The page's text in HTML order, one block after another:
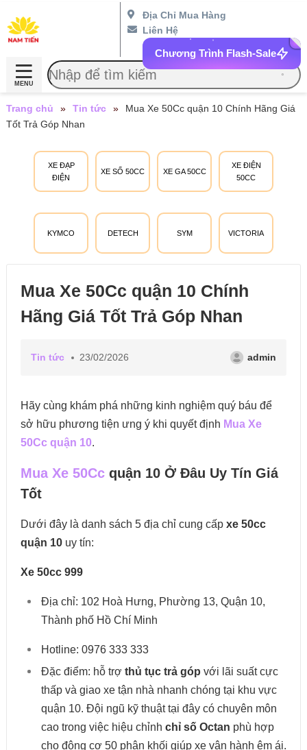
Địa Chỉ Mua Hàng
Liên Hệ
Chương Trình Flash-Sale
MENU
XE ĐẠP
ĐIỆN
XE SỐ 50CC XE GA 50CC
XE ĐIỆN
50CC
KYMCO DETECH SYM VICTORIA
Trang chủ » Tin tức »
Mua Xe 50Cc quận 10 Chính Hãng Giá
Tốt Trả Góp Nhan
Mua Xe 50Cc quận 10 Chính
Hãng Giá Tốt Trả Góp Nhan
Tin tức 23/02/2026 admin
Hãy cùng khám phá những kinh nghiệm quý báu để
sở hữu phương tiện ưng ý khi quyết định Mua Xe
50Cc quận 10.
Mua Xe 50Cc quận 10 Ở Đâu Uy Tín Giá
Tốt
Dưới đây là danh sách 5 địa chỉ cung cấp xe 50cc
quận 10uy tín:
Xe 50cc 999
Địa chỉ: 102 Hoà Hưng, Phường 13, Quận 10,
Thành phố Hồ Chí Minh
Hotline: 0976 333 333
Đặc điểm: hỗ trợ thủ tục trả góp với lãi suất cực
thấp và giao xe tận nhà nhanh chóng tại khu vực
quận 10. Đội ngũ kỹ thuật tại đây có chuyên môn
cao trong việc hiệu chỉnh chỉ số Octan phù hợp
cho động cơ 50 phân khối giúp xe vận hành êm ái.